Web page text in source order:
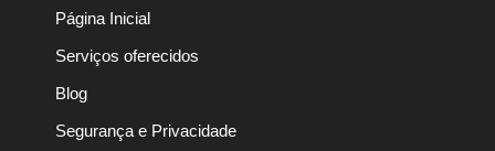
Página Inicial
Serviços oferecidos
Blog
Segurança e Privacidade